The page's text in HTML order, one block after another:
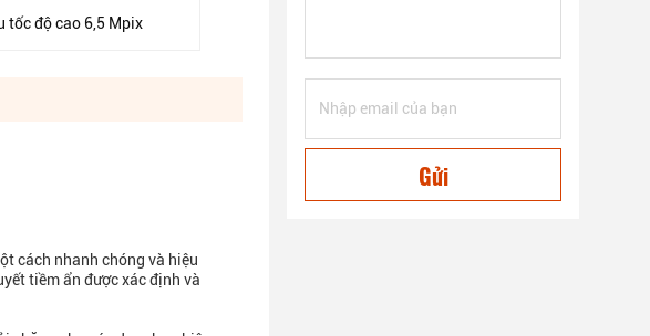
tốc độ cao 6,5 Mpix
cách nhanh chóng và hiệu
tiềm ẩn được xác định và
Gửi